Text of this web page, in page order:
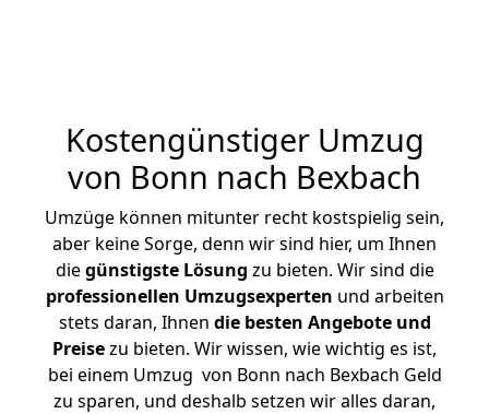
Kostengünstiger Umzug
von Bonn nach Bexbach
Umzüge können mitunter recht kostspielig sein,
aber keine Sorge, denn wir sind hier, um Ihnen
diegünstigste Lösung zu bieten. Wir sind die
professionellen Umzugsexperten und arbeiten
stets daran, Ihnen die besten Angebote und
Preisezu bieten. Wir wissen, wie wichtig es ist,
bei einem Umzug von Bonn nach Bexbach Geld
zu sparen, und deshalb setzen wir alles daran,